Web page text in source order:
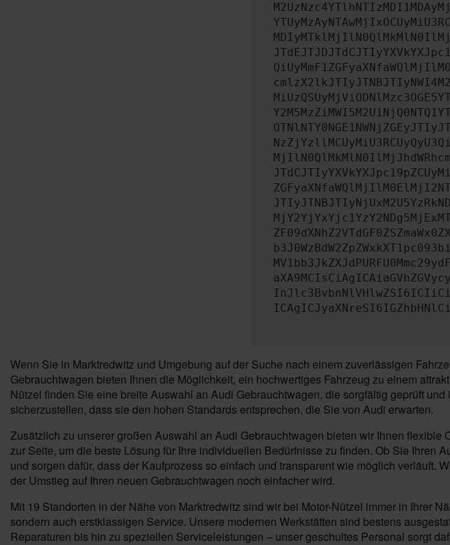
Wenn Sie in Marktredwitz und Umgebung auf der Suche nach einem zuverlässigen
Gebrauchtwagen bieten Ihnen die Möglichkeit, ein hochwertiges Fahrzeug zu einem
Nützel finden Sie eine breite Auswahl an Audi Gebrauchtwagen, die sorgfältig geprüft
sicherzustellen, dass sie den hohen Standards entsprechen, die Sie von Audi erwarten.
Zusätzlich zu unserer großen Auswahl an Audi Gebrauchtwagen bieten wir Ihnen
zur Seite, um die beste Lösung für Ihre individuellen Bedürfnisse zu finden. Ob Sie Ihren
und sorgen dafür, dass der Kaufprozess so einfach und transparent wie möglich
der Umstieg auf Ihren neuen Gebrauchtwagen noch einfacher wird.
Mit 19 Standorten in der Nähe von Marktredwitz sind wir bei Motor-Nützel immer in Ihrer
sondern auch erstklassigen Service. Unsere modernen Werkstätten sind bestens
Reparaturen bis hin zu speziellen Serviceleistungen – unser geschultes Personal sorgt